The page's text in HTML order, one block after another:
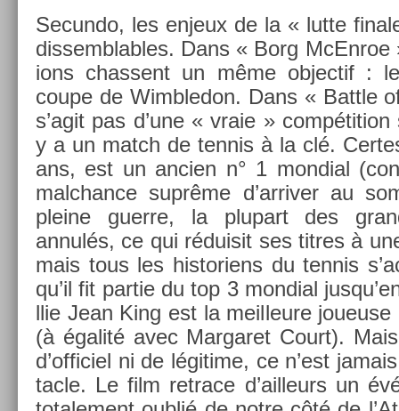
Secun­do, les en­jeux de la « lutte
dis­sembl­ables. Dans « Borg
ions chas­sent un même ob­jec­tif :
coupe de Wimbledon. Dans « Battle
s’agit pas d’une « vraie »
y a un match de ten­nis à la clé.
ans, est un an­ci­en n° 1 mon­di­al
mal­chan­ce suprême d’ar­riv­er au
pleine guer­re, la plupart des
annulés, ce qui réduisit ses tit­res à
mais tous les his­toriens du ten­nis
qu’il fit par­tie du top 3 mon­di­al
llie Jean King est la meil­leure
(à égalité avec Mar­garet Court).
d’of­ficiel ni de légitime, ce n’est
tacle. Le film re­trace d’ail­leurs un